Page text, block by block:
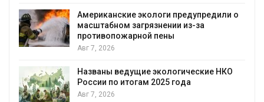
Американские экологи предупредили о
масштабном загрязнении из-за
противопожарной пены
Авг 7, 2026
Названы ведущие экологические НКО
России по итогам 2025 года
Авг 7, 2026